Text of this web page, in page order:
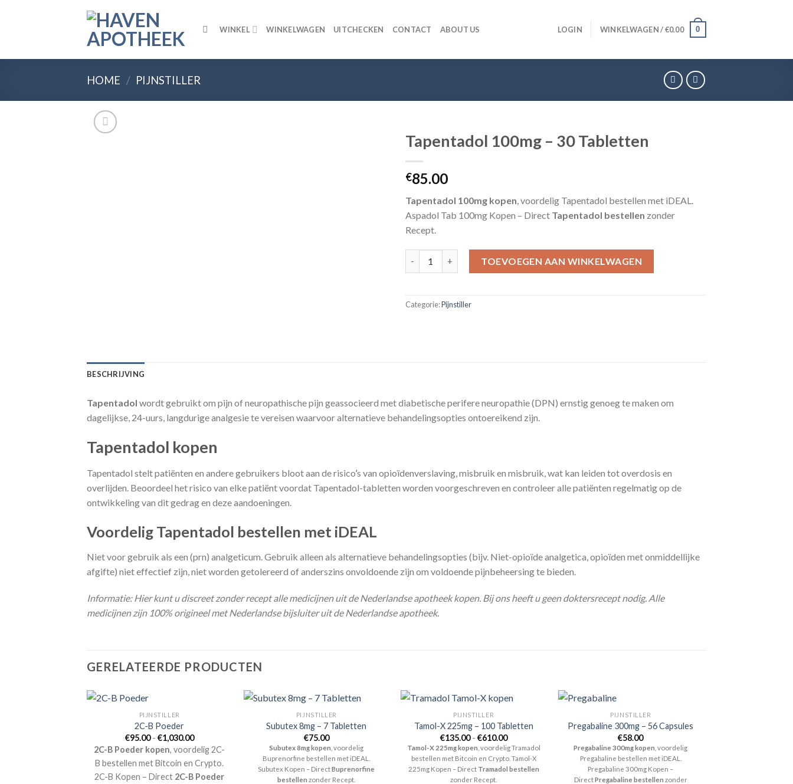
WINKEL WINKELWAGEN UITCHECKEN CONTACT ABOUT US LOGIN WINKELWAGEN /€0.00 0
HOME / PIJNSTILLER
Tapentadol 100mg – 30 Tabletten
€85.00
Tapentadol 100mg kopen, voordelig Tapentadol bestellen met iDEAL.
Aspadol Tab 100mg Kopen – Direct Tapentadol bestellen zonder
Recept.
TOEVOEGEN AAN WINKELWAGEN
Categorie:Pijnstiller
BESCHRIJVING
Tapentadol wordt gebruikt om pijn of neuropathische pijn geassocieerd met diabetische perifere neuropathie (DPN) ernstig genoeg te maken om
dagelijkse, 24-uurs, langdurige analgesie te vereisen waarvoor alternatieve behandelingsopties ontoereikend zijn.
Tapentadol kopen
Tapentadol stelt patiënten en andere gebruikers bloot aan de risico’s van opioïdenverslaving, misbruik en misbruik, wat kan leiden tot overdosis en
overlijden. Beoordeel het risico van elke patiënt voordat Tapentadol-tabletten worden voorgeschreven en controleer alle patiënten regelmatig op de
ontwikkeling van dit gedrag en deze aandoeningen.
Voordelig Tapentadol bestellen met iDEAL
Niet voor gebruik als een (prn) analgeticum. Gebruik alleen als alternatieve behandelingsopties (bijv. Niet-opioïde analgetica, opioïden met onmiddellijke
afgifte) niet effectief zijn, niet worden getolereerd of anderszins onvoldoende zijn om voldoende pijnbeheersing te bieden.
Informatie: Hier kunt u discreet zonder recept alle medicijnen uit de Nederlandse apotheek kopen. Bij ons heeft u geen doktersrecept nodig. Alle
medicijnen zijn 100% origineel met Nederlandse bijsluiter uit de Nederlandse apotheek.
GERELATEERDE PRODUCTEN
PIJNSTILLER
2C-B Poeder
€95.00 - €1,030.00Prijsklasse:
€95.00
tot
€1,030.00
2C-B Poeder kopen, voordelig 2C-
B bestellen met Bitcoin en Crypto.
2C-B Kopen – Direct 2C-B Poeder
PIJNSTILLER
Subutex 8mg – 7 Tabletten
€75.00
Subutex 8mg kopen , voordelig
Buprenorfine bestellen met iDEAL.
Subutex Kopen – DirectBuprenorfine
bestellen zonder Recept.
PIJNSTILLER
Tamol-X 225mg – 100 Tabletten
€135.00 - €610.00Prijsklasse:
€135.00
tot
€610.00
Tamol-X 225mg kopen , voordelig Tramadol
bestellen met Bitcoin en Crypto. Tamol-X
225mg Kopen – Direct Tramadol bestellen
zonder Recept.
PIJNSTILLER
Pregabaline 300mg – 56 Capsules
€58.00
Pregabaline 300mg kopen , voordelig
Pregabaline bestellen met iDEAL.
Pregabaline 300mg Kopen –
DirectPregabaline bestellen zonder